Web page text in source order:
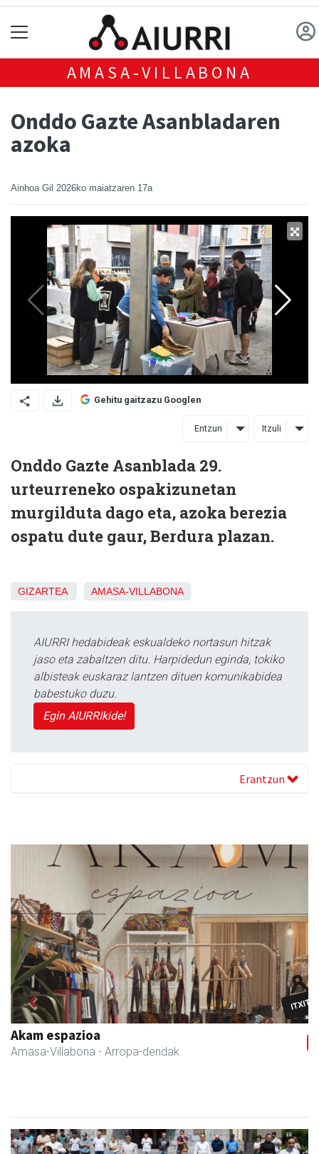
AMASA-VILLABONA
Onddo Gazte Asanbladaren
azoka
Ainhoa Gil 2026ko maiatzaren 17a
Gehitu gaitzazu Googlen
Entzun Itzuli
Onddo Gazte Asanblada 29.
urteurreneko ospakizunetan
murgilduta dago eta, azoka berezia
ospatu dute gaur, Berdura plazan.
GIZARTEA AMASA-VILLABONA
AIURRI hedabideak eskualdeko nortasun hitzak
jaso eta zabaltzen ditu. Harpidedun eginda, tokiko
albisteak euskaraz lantzen dituen komunikabidea
babestuko duzu.
Egin AIURRIkide!
Erantzun
Fleming Herri Eskola
Amasa-Villabona - Hezkuntza
Previous Next